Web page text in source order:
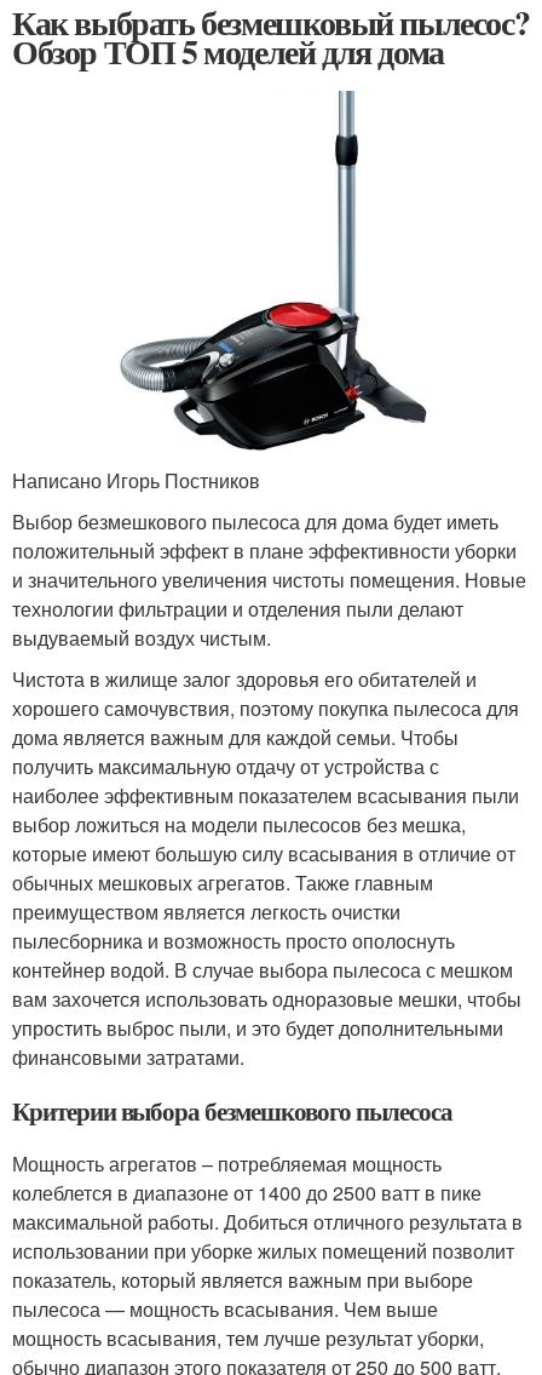
Как выбрать безмешковый пылесос?
Обзор ТОП 5 моделей для дома
Написано Игорь Постников
Выбор безмешкового пылесоса для дома будет иметь
положительный эффект в плане эффективности уборки
и значительного увеличения чистоты помещения. Новые
технологии фильтрации и отделения пыли делают
выдуваемый воздух чистым.
Чистота в жилище залог здоровья его обитателей и
хорошего самочувствия, поэтому покупка пылесоса для
дома является важным для каждой семьи. Чтобы
получить максимальную отдачу от устройства с
наиболее эффективным показателем всасывания пыли
выбор ложиться на модели пылесосов без мешка,
которые имеют большую силу всасывания в отличие от
обычных мешковых агрегатов. Также главным
преимуществом является легкость очистки
пылесборника и возможность просто ополоснуть
контейнер водой. В случае выбора пылесоса с мешком
вам захочется использовать одноразовые мешки, чтобы
упростить выброс пыли, и это будет дополнительными
финансовыми затратами.
Критерии выбора безмешкового пылесоса
Мощность агрегатов – потребляемая мощность
колеблется в диапазоне от 1400 до 2500 ватт в пике
максимальной работы. Добиться отличного результата в
использовании при уборке жилых помещений позволит
показатель, который является важным при выборе
пылесоса — мощность всасывания. Чем выше
мощность всасывания, тем лучше результат уборки,
обычно диапазон этого показателя от 250 до 500 ватт.